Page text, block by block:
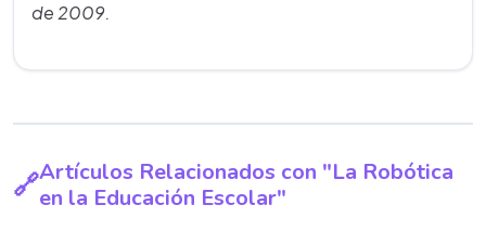
de 2009.
Artículos Relacionados con "La Robótica
en la Educación Escolar"